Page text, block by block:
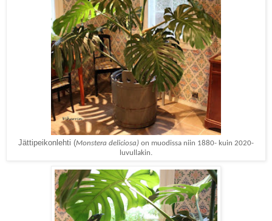
Jättipeikonlehti (Monstera deliciosa) on muodissa niin 1880- kuin 2020-
luvullakin.